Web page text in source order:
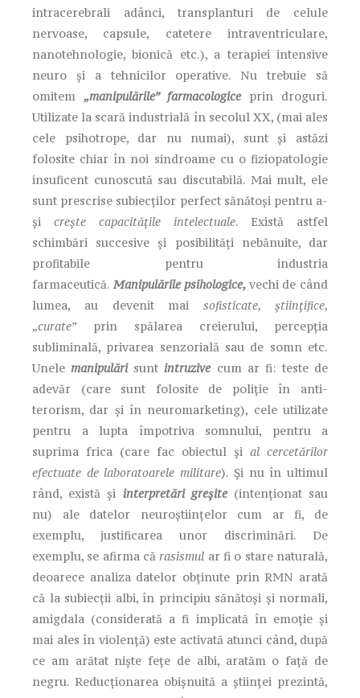
intracerebrali adânci, transplanturi de celule
nervoase, capsule, catetere intraventriculare,
nanotehnologie, bionică etc.), a terapiei intensive
neuro și a tehnicilor operative. Nu trebuie să
omitem „manipulările” farmacologiceprin droguri.
Utilizate la scară industrială în secolul XX, (mai ales
cele psihotrope, dar nu numai), sunt și astăzi
folosite chiar în noi sindroame cu o fiziopatologie
insuficent cunoscută sau discutabilă. Mai mult, ele
sunt prescrise subiecților perfect sănătoși pentru a-
și crește capacitățile intelectuale. Există astfel
schimbări succesive și posibilități nebănuite, dar
profitabile pentru industria
farmaceutică. Manipulările psihologice, vechi de când
lumea, au devenit maisofisticate, științifice,
„curate”prin spălarea creierului, percepția
subliminală, privarea senzorială sau de somn etc.
Unele manipulărisunt intruzive cum ar fi: teste de
adevăr (care sunt folosite de poliție în anti-
terorism, dar și în neuromarketing), cele utilizate
pentru a lupta împotriva somnului, pentru a
suprima frica (care fac obiectul și al cercetărilor
efectuate de laboratoarele militare). Și nu în ultimul
rând, există și interpretări greșite(intenționat sau
nu) ale datelor neuroștiințelor cum ar fi, de
exemplu, justificarea unor discriminări. De
exemplu, se afirma că rasismul ar fi o stare naturală,
deoarece analiza datelor obținute prin RMN arată
că la subiecții albi, în principiu sănătoși și normali,
amigdala (considerată a fi implicată în emoție și
mai ales în violență) este activată atunci când, după
ce am arătat niște fețe de albi, aratăm o față de
negru. Reducționarea obișnuită a științei prezintă,